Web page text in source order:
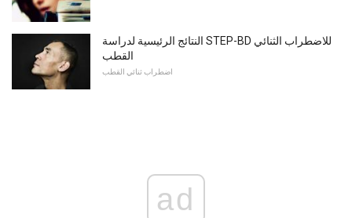
النتائج الرئيسية لدراسة STEP-BD للاضطراب الثنائي
القطب
اضطراب ثنائي القطب
ad